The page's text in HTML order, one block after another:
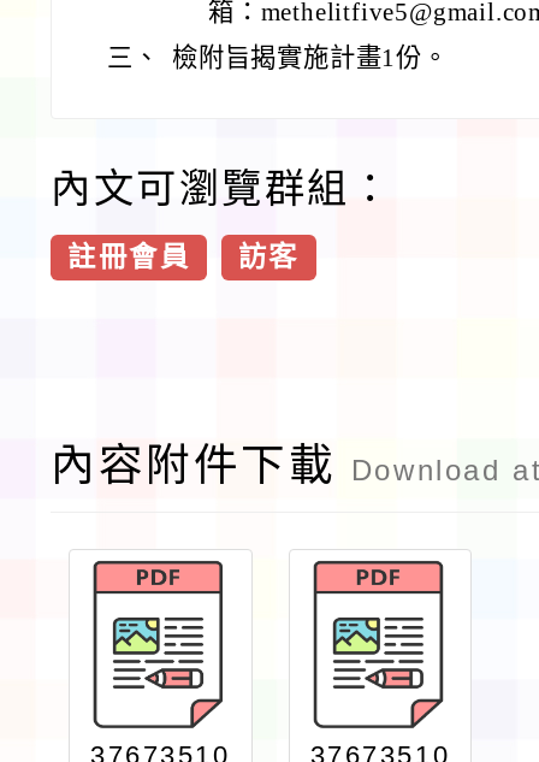
箱：
三、
檢附旨揭實施計畫1份。
內文可瀏覽群組：
註冊會員 訪客
內容附件下載 Download
37673510
37673510